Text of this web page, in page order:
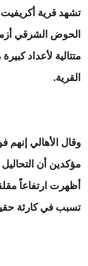
تشهد قرية أكريفيت
الحوض الشرقي
متتالية لأعداد
القرية.
وقال الأهالي
مؤكدين أن التحاليل
أظهرت ارتفاعاً
تسبب في كارثة